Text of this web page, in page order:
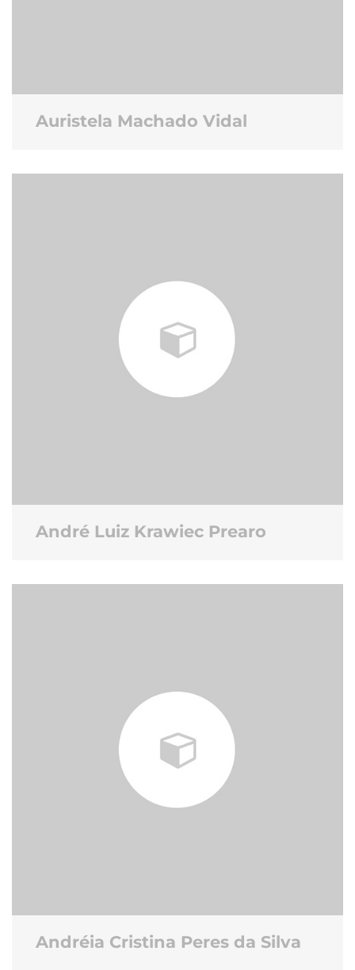
Auristela Machado Vidal
André Luiz Krawiec Prearo
Andréia Cristina Peres da Silva